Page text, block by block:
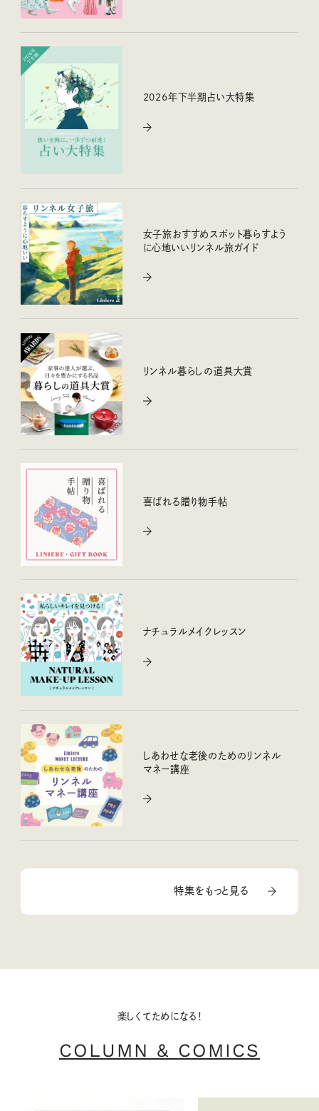
2026年下半期占い大特集
女子旅おすすめスポット暮らすよう
に心地いいリンネル旅ガイド
リンネル暮らしの道具大賞
喜ばれる贈り物手帖
ナチュラルメイクレッスン
しあわせな老後のためのリンネル
マネー講座
特集をもっと見る
楽しくてためになる！
COLUMN & COMICS